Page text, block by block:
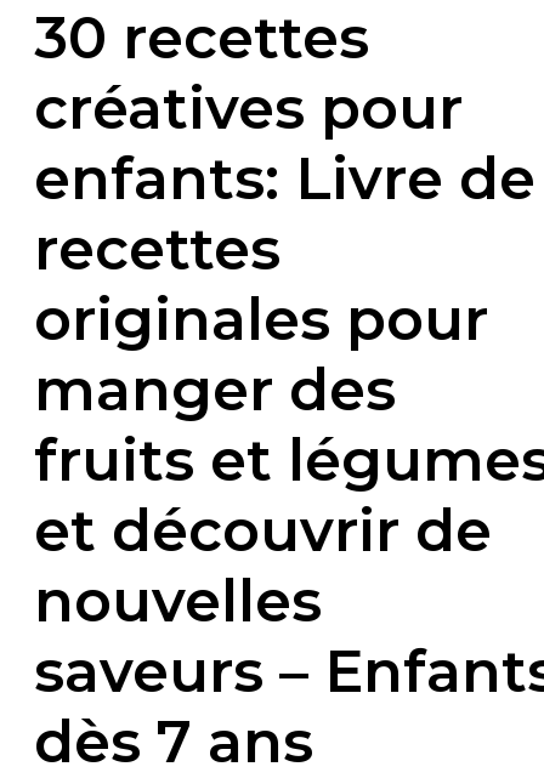
30 recettes
créatives pour
enfants: Livre de
recettes
originales pour
manger des
fruits et
et découvrir de
nouvelles
saveurs –
dès 7 ans